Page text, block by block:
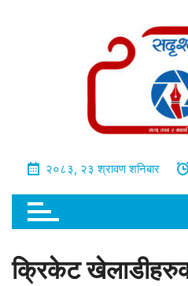
२०८३, २३ श्रावण शनिबार
क्रिकेट